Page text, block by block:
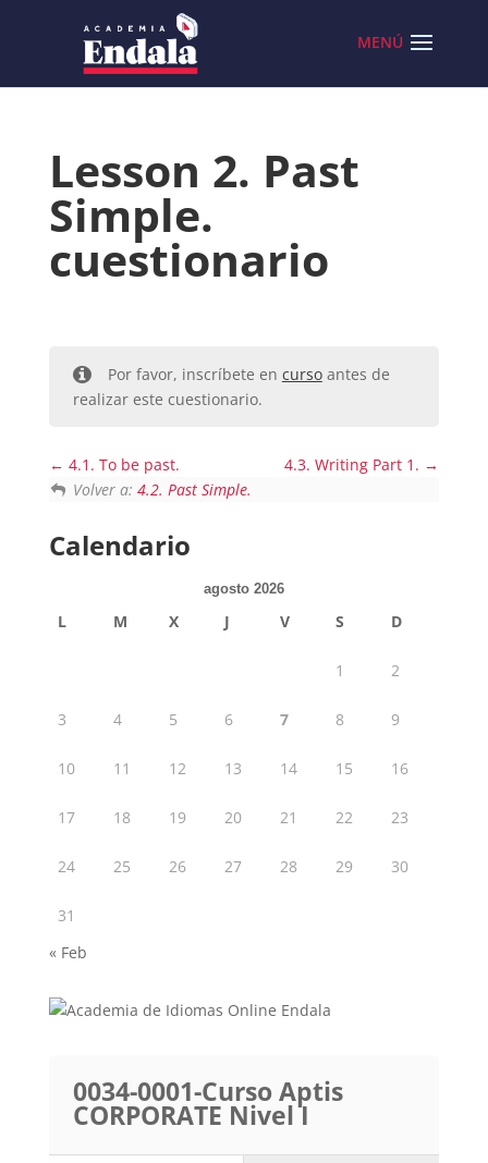
Lesson 2. Past
Simple.
cuestionario
Por favor, inscríbete en cursoantes de
realizar este cuestionario.
4.1. To be past.
4.3. Writing Part 1.
Volver a:4.2. Past Simple.
Calendario
agosto 2026
L M X J V S D
1 2
3 4 5 6 7 8 9
10 11 12 13 14 15 16
17 18 19 20 21 22 23
24 25 26 27 28 29 30
31
« Feb
0034-0001-Curso Aptis
CORPORATE Nivel I